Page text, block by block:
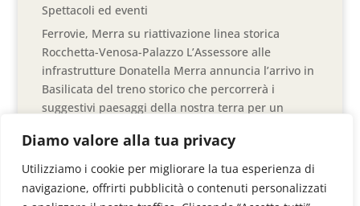
Diamo valore alla tua privacy
Utilizziamo i cookie per migliorare la tua esperienza di
navigazione, offrirti pubblicità o contenuti personalizzati
Spettacoli ed eventi
Ferrovie, Merra su riattivazione linea storica
Rocchetta-Venosa-Palazzo L’Assessore alle
infrastrutture Donatella Merra annuncia l’arrivo in
Basilicata del treno storico che percorrerà i
suggestivi paesaggi della nostra terra per un
leggi di più...